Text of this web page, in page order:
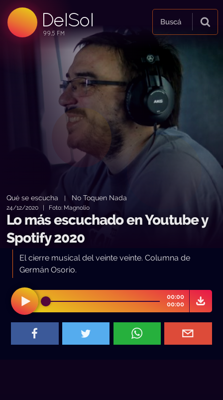
DelSol
99.5 FM
99.5 FM
99.5 FM
Buscá
Qué se escucha No Toquen Nada
24/12/2020 | Foto: Magnolio
Lo más escuchado en Youtube y
Spotify 2020
El cierre musical del veinte veinte. Columna de
Germán Osorio.
00:00
00:00